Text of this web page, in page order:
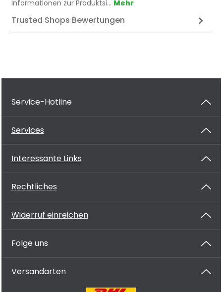
Informationen zur Produktsi… Mehr
Trusted Shops Bewertungen
Service-Hotline
Services
Interessante Links
Rechtliches
Widerruf einreichen
Folge uns
Versandarten